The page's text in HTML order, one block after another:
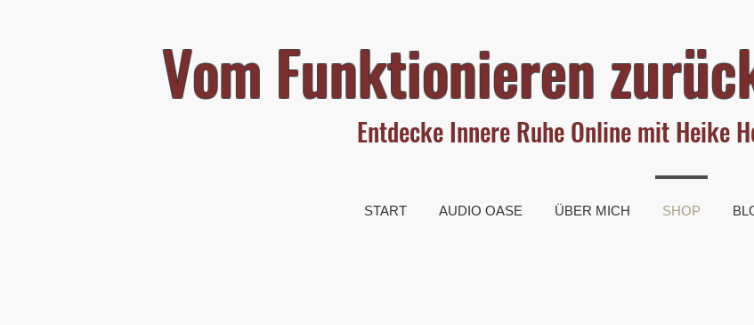
Vom Funktionieren
Entdecke Innere Ruhe Online mit Heike
START AUDIO OASE ÜBER MICH SHOP